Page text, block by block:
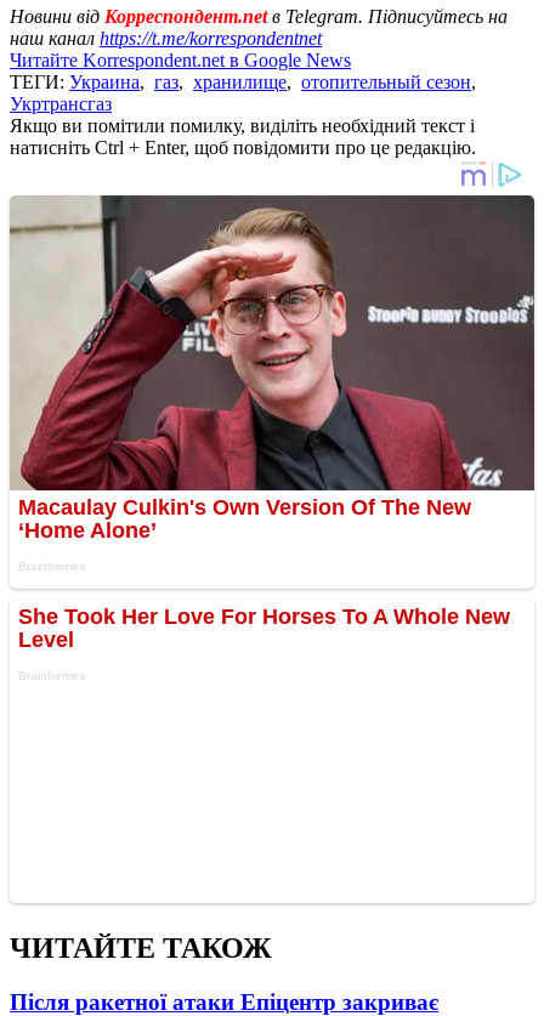
Новини від Корреспондент.netв Telegram. Підписуйтесь на
наш канал https://t.me/korrespondentnet
Читайте Korrespondent.net в Google News
ТЕГИ: Украина, газ, хранилище, отопительный сезон,
Укртрансгаз
Якщо ви помітили помилку, виділіть необхідний текст і
натисніть Ctrl + Enter, щоб повідомити про це редакцію.
ЧИТАЙТЕ ТАКОЖ
Після ракетної атаки Епіцентр закриває